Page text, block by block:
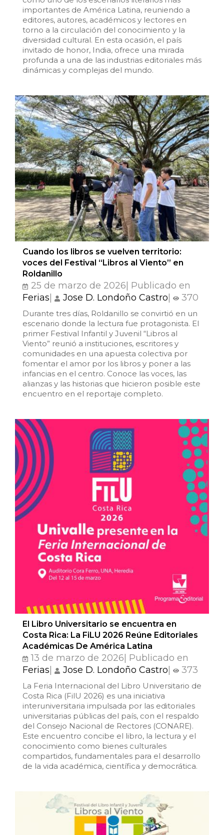
importantes de América Latina, reuniendo a
editores, autores, académicos y lectores en
torno a la circulación del conocimiento y la
diversidad cultural. En esta ocasión, el país
invitado de honor, India, ofrece una mirada
profunda a una de las industrias editoriales más
dinámicas y complejas del mundo.
Cuando los libros se vuelven territorio:
voces del Festival “Libros al Viento” en
Roldanillo
25 de marzo de 2026| Publicado en
Ferias
Jose D. Londoño Castro 370
Durante tres días, Roldanillo se convirtió en un
escenario donde la lectura fue protagonista. El
primer Festival Infantil y Juvenil “Libros al
Viento” reunió a instituciones, escritores y
comunidades en una apuesta colectiva por
fomentar el amor por los libros y poner a las
infancias en el centro. Conoce las voces, las
alianzas y las historias que hicieron posible este
encuentro en el reportaje completo.
El Libro Universitario se encuentra en
Costa Rica: La FiLU 2026 Reúne Editoriales
Académicas De América Latina
13 de marzo de 2026| Publicado en
Ferias
Jose D. Londoño Castro 373
La Feria Internacional del Libro Universitario de
Costa Rica (FilU 2026) es una iniciativa
interuniversitaria impulsada por las editoriales
universitarias públicas del país, con el respaldo
del Consejo Nacional de Rectores (CONARE).
Este encuentro concibe el libro, la lectura y el
conocimiento como bienes culturales
compartidos, fundamentales para el desarrollo
de la vida académica, científica y democrática.